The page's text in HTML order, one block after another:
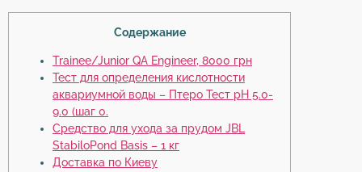
Содержание
Trainee/Junior QA Engineer, 8000 грн
Тест для определения кислотности
аквариумной воды – Птеро Тест pH 5.0-
9.0 (шаг 0.
Средство для ухода за прудом JBL
StabiloPond Basis – 1 кг
Доставка по Киеву